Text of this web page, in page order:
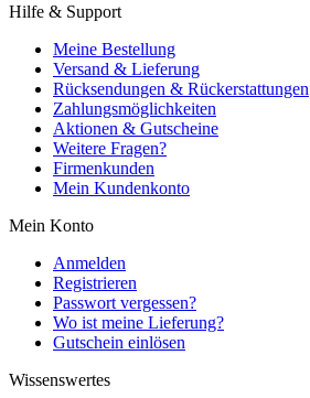
Hilfe & Support
Meine Bestellung
Versand & Lieferung
Rücksendungen & Rückerstattungen
Zahlungsmöglichkeiten
Aktionen & Gutscheine
Weitere Fragen?
Firmenkunden
Mein Kundenkonto
Mein Konto
Anmelden
Registrieren
Passwort vergessen?
Wo ist meine Lieferung?
Gutschein einlösen
Wissenswertes